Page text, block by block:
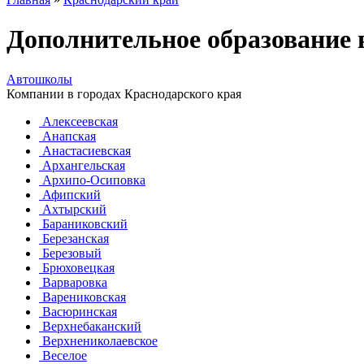
Дополнительное
Автошколы
Компании в городах Краснодарского края
Алексеевская
Анапская
Анастасиевская
Архангельская
Архипо-Осиповка
Афипский
Ахтырский
Бараниковский
Березанская
Березовый
Брюховецкая
Варваровка
Варениковская
Васюринская
Верхнебаканский
Верхнениколаевское
Веселое